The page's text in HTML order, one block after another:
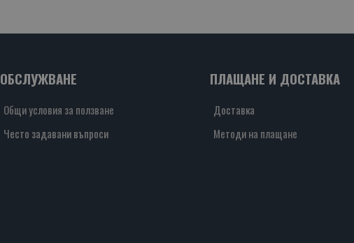
ОБСЛУЖВАНЕ
Общи условия за ползване
Често задавани въпроси
ПЛАЩАНЕ И ДОСТАВКА
Доставка
Методи на плащане